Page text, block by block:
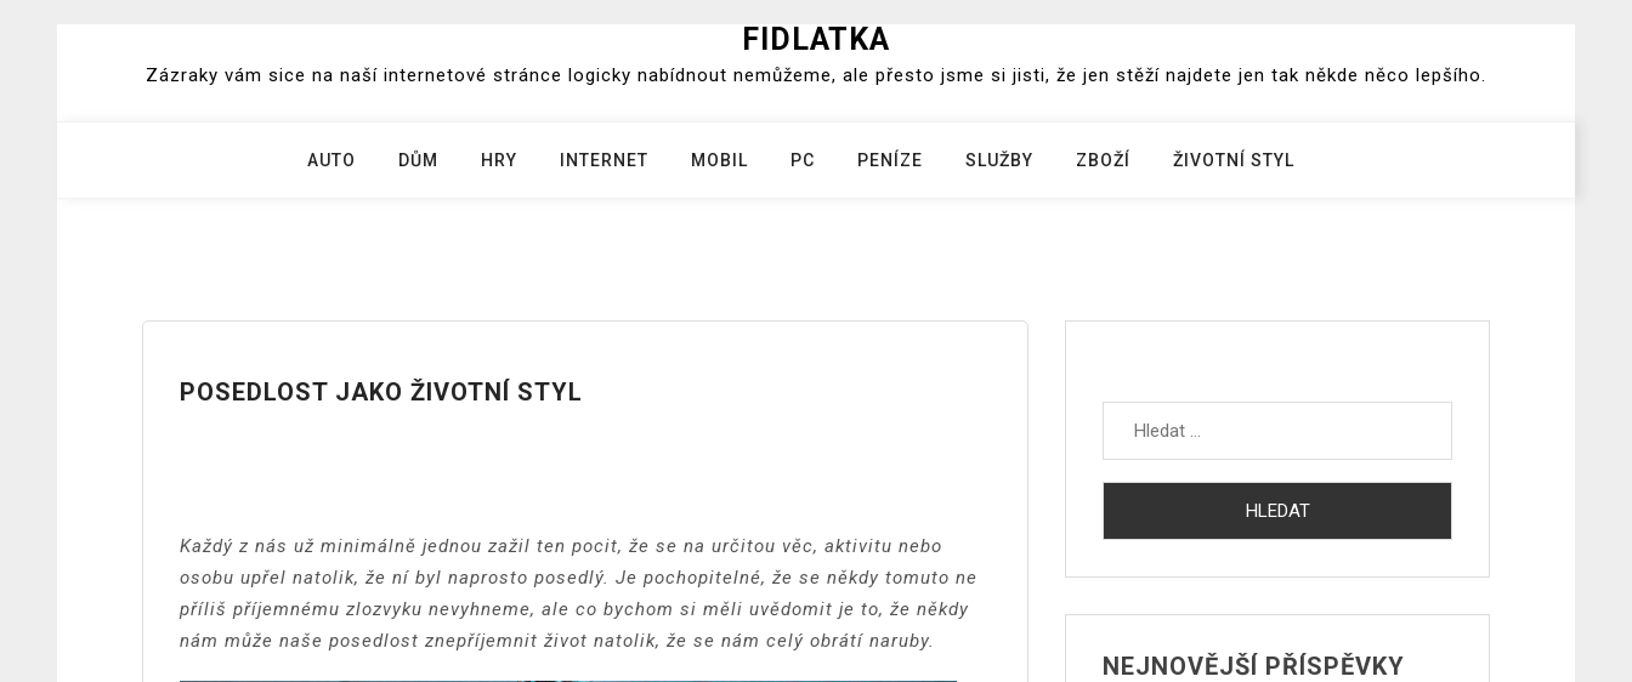
FIDLATKA
Zázraky vám sice na naší internetové stránce logicky nabídnout nemůžeme, ale přesto jsme si jisti, že jen stěží najdete jen tak někde něco lepšího.
AUTO DŮM HRY INTERNET MOBIL PC PENÍZE SLUŽBY ZBOŽÍ ŽIVOTNÍ STYL
POSEDLOST JAKO ŽIVOTNÍ STYL
Každý z nás už minimálně jednou zažil ten pocit, že se na určitou věc, aktivitu nebo
osobu upřel natolik, že ní byl naprosto posedlý. Je pochopitelné, že se někdy tomuto ne
příliš příjemnému zlozvyku nevyhneme, ale co bychom si měli uvědomit je to, že někdy
nám může naše posedlost znepříjemnit život natolik, že se nám celý obrátí naruby.
NEJNOVĚJŠÍ PŘÍSPĚVKY